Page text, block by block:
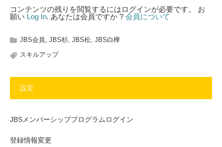
コンテンツの残りを閲覧するにはログインが必要です。 お
願い Log In. あなたは会員ですか ? 会員について
JBS会員 , JBS杉, JBS松, JBS白樺
スキルアップ
設定
JBSメンバーシッププログラムログイン
登録情報変更